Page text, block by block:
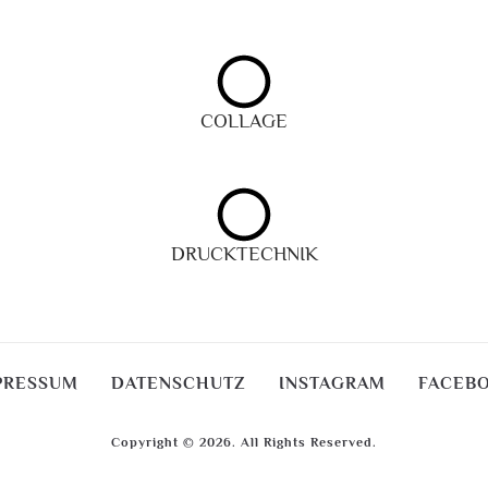
COLLAGE
DRUCKTECHNIK
DATENSCHUTZ INSTAGRAM
Copyright © 2026. All Rights Reserved.